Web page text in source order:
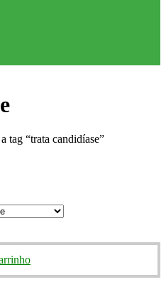
tag “trata candidíase”